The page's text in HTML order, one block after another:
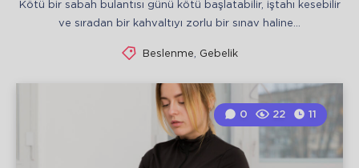
Kötü bir sabah bulantısı günü kötü başlatabilir, iştahı kesebilir
ve sıradan bir kahvaltıyı zorlu bir sınav haline…
Beslenme Gebelik
0 22 11